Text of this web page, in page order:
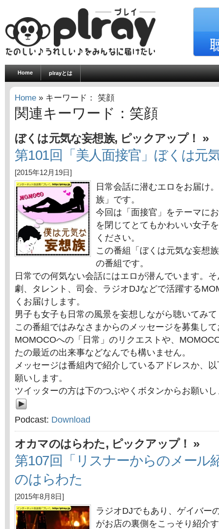
Home plrayとは
Home » キーワード： 笑顔
関連キーワード：笑顔
ぼくは元気な妄想族, ピックアップ！ »
第101回「美人面接官」ぼくは元
[2015年12月19日]
日常会話に潜むエロをお届け
族」です。
今回は「面接官」をテーマに
を閉じてとてもかわいい女子
ください。
この番組「ぼくは元気な妄想
の番組です。
日常での何気ない会話にはエロが潜んでいます。
劇、タレント、司会、ラジオDJなどで活躍する
くお届けします。
男子も女子も日常の風景を妄想しながら聴いてみ
この番組ではみなさまからのメッセージを募集し
MOMOCOへの「日常」のリクエストや、
たの最近の出来事などなんでも構いません。
メッセージは番組内で紹介しているアドレスか、
願いします。
ツイッターの方は下のつぶやくボタンからお願い
Podcast: Download
オカマのはらわた, ピックアップ！ »
第107回「リスナーからのメール
のはらわた
[2015年8月8日]
ラジオDJでもあり、ゲイバー
がお店の裏側をこっそり紹介